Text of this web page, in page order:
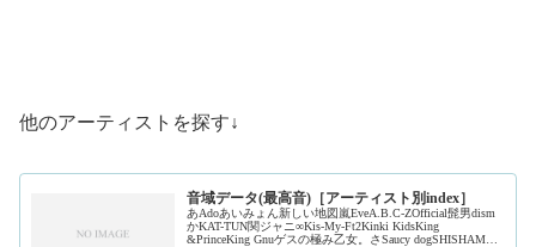
他のアーティストを探す↓
音域データ(最高音)［アーティスト別index］
あAdoあいみょん新しい地図嵐EveA.B.C-ZOfficial髭男dism
かKAT-TUN関ジャニ∞Kis-My-Ft2Kinki KidsKing
&PrinceKing Gnuゲスの極み乙女。さSaucy dogSHISHAMO